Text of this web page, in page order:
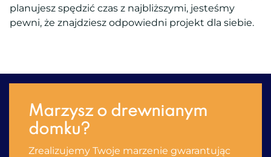
planujesz spędzić czas z najbliższymi, jesteśmy
pewni, że znajdziesz odpowiedni projekt dla siebie.
Marzysz o drewnianym
domku?
Zrealizujemy Twoje marzenie gwarantując